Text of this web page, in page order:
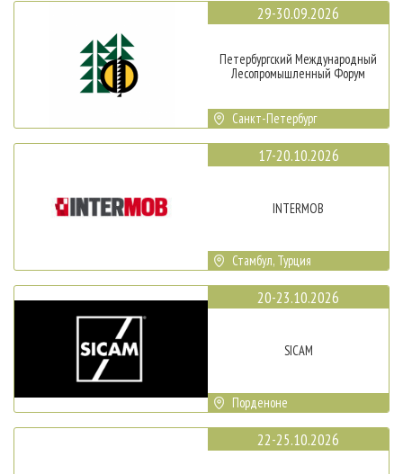
29-30.09.2026
Петербургский Международный
Лесопромышленный Форум
Санкт-Петербург
17-20.10.2026
INTERMOB
Стамбул, Турция
20-23.10.2026
SICAM
Порденоне
22-25.10.2026